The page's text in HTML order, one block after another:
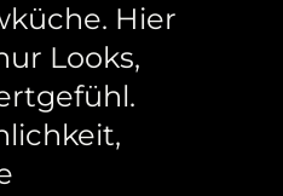
Hier
Looks,